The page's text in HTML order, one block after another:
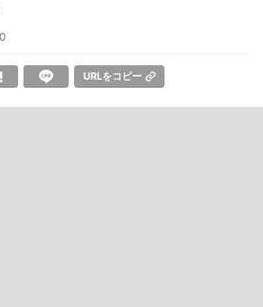
URLをコピー